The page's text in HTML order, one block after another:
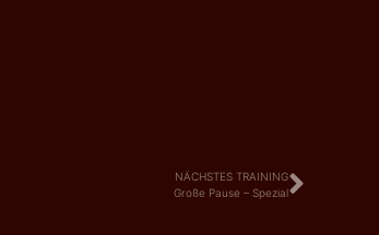
NÄCHSTES TRAINING
Große Pause – Spezial